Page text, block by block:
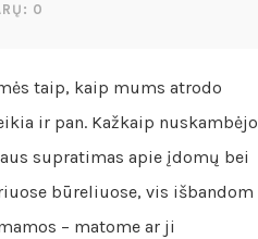
0
taip, kaip mums atrodo
ir pan. Kažkaip nuskambėjo
supratimas apie įdomų bei
būreliuose, vis išbandom
– matome ar ji